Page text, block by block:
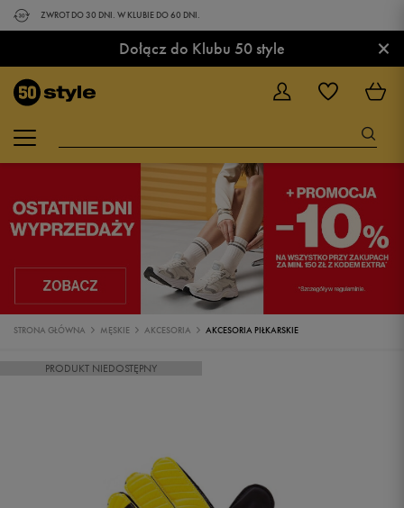
ZWROT DO 30 DNI. W KLUBIE DO 60 DNI.
Dołącz do Klubu 50 style ×
STRONA GŁÓWNA MĘSKIE AKCESORIA AKCESORIA PIŁKARSKIE
PRODUKT NIEDOSTĘPNY